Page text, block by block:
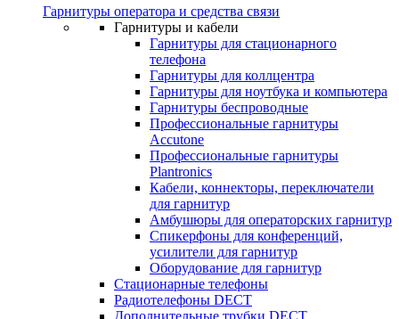
Гарнитуры оператора и средства связи
Гарнитуры и кабели
Гарнитуры для стационарного
телефона
Гарнитуры для коллцентра
Гарнитуры для ноутбука и компьютера
Гарнитуры беспроводные
Профессиональные гарнитуры
Accutone
Профессиональные гарнитуры
Plantronics
Кабели, коннекторы, переключатели
для гарнитур
Амбушюры для операторских гарнитур
Cпикерфоны для конференций,
усилители для гарнитур
Оборудование для гарнитур
Стационарные телефоны
Радиотелефоны DECT